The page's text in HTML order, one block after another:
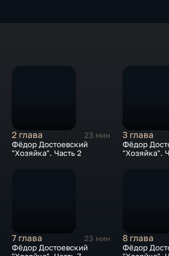
2 глава
23 мин
Фёдор Достоевский
"Хозяйка". Часть 2
3 глава
Фёдор
"Хозяйка".
7 глава
23 мин
Фёдор Достоевский
8 глава
Фёдор